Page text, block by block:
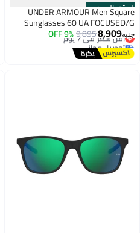
الستور الرسمي
UNDER ARMOUR Men Square
Sunglasses 60 UA FOCUSED/G
جنيه8,909
9,895
9% OFF أقل سعر في 7 يوم
توصيل مجاني
أقل سعر في 7 يوم